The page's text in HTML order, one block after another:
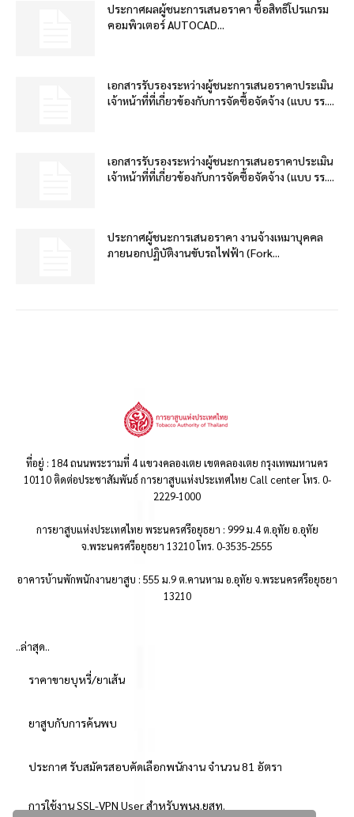
ประกาศผลผู้ชนะการเสนอราคา ซื้อสิทธิโปรแกรม
คอมพิวเตอร์ AUTOCAD...
เอกสารรับรองระหว่างผู้ชนะการเสนอราคาประเมิน
เจ้าหน้าที่ที่เกี่ยวข้องกับการจัดซื้อจัดจ้าง (แบบ รร....
เอกสารรับรองระหว่างผู้ชนะการเสนอราคาประเมิน
เจ้าหน้าที่ที่เกี่ยวข้องกับการจัดซื้อจัดจ้าง (แบบ รร....
ประกาศผู้ชนะการเสนอราคา งานจ้างเหมาบุคคล
ภายนอกปฏิบัติงานขับรถไฟฟ้า (Fork...
ที่อยู่ : 184 ถนนพระรามที่ 4 แขวงคลองเตย เขตคลองเตย กรุงเทพมหานคร
10110 ติดต่อประชาสัมพันธ์ การยาสูบแห่งประเทศไทย Call center โทร. 0-
2229-1000
การยาสูบแห่งประเทศไทย พระนครศรีอยุธยา : 999 ม.4 ต.อุทัย อ.อุทัย
จ.พระนครศรีอยุธยา 13210 โทร. 0-3535-2555
อาคารบ้านพักพนักงานยาสูบ : 555 ม.9 ต.คานหาม อ.อุทัย จ.พระนครศรีอยุธยา
13210
..ล่าสุด..
ราคาขายบุหรี่/ยาเส้น
ยาสูบกับการค้นพบ
ประกาศ รับสมัครสอบคัดเลือกพนักงาน จำนวน 81 อัตรา
การใช้งาน SSL-VPN User สำหรับพนง.ยสท.